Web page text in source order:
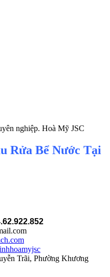
nghiệp. Hoà Mỹ JSC
Rửa Bể Nước Tại
Trãi, Phường Khương